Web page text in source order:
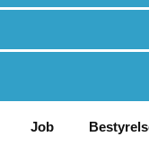
Job